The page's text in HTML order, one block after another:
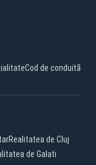
Cod de conduită
Realitatea de Cluj
de Galati